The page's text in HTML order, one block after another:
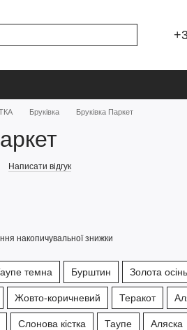
Бруківка Бруківка Паркет
Написати відгук
накопичувальної знижки
темна Бурштин Золота осінь
Жовто-коричневий Теракот
Слонова кістка Таупе Аляска